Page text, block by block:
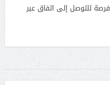
للتوصل إلى اتفاق عبر